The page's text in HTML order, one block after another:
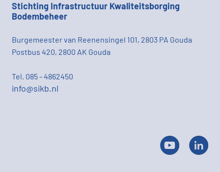
Stichting Infrastructuur Kwaliteitsborging
Bodembeheer
Burgemeester van Reenensingel 101, 2803 PA Gouda
Postbus 420, 2800 AK Gouda
Tel. 085 - 4862450
info@sikb.nl